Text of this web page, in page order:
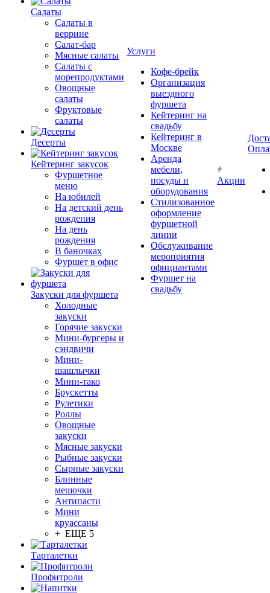
Салаты
Салаты в
веррине
Салат-бар
Мясные салаты
Салаты с
морепродуктами
Овощные
салаты
Фруктовые
салаты
Десерты
Кейтеринг закусок
Фуршетное
меню
На юбилей
На детский день
рождения
На день
рождения
В баночках
Фуршет в офис
Закуски для фуршета
Холодные
закуски
Горячие закуски
Мини-бургеры и
сэндвичи
Мини-
шашлычки
Мини-тако
Брускетты
Рулетики
Роллы
Овощные
закуски
Мясные закуски
Рыбные закуски
Сырные закуски
Блинные
мешочки
Антипасти
Мини
круассаны
+ ЕЩЕ 5
Тарталетки
Профитроли
Услуги
Кофе-брейк
Организация
выездного
фуршета
Кейтеринг на
свадьбу
Кейтеринг в
Москве
Аренда
мебели,
посуды и
оборудования
Стилизованное
оформление
фуршетной
линии
Обслуживание
мероприятия
официантами
Фуршет на
свадьбу
Акции